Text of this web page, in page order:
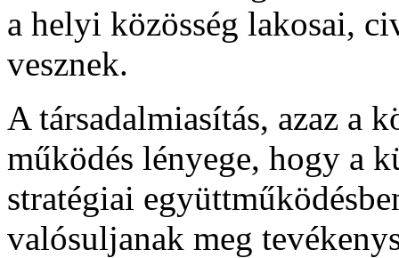
a helyi közösség lakosai,
vesznek.
A társadalmiasítás, azaz a
működés lényege, hogy a
stratégiai
valósuljanak meg